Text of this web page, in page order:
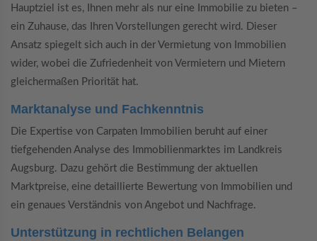
Hauptziel ist es, Ihnen mehr als nur eine Immobilie zu bieten –
ein Zuhause, das Ihren Vorstellungen gerecht wird. Dieser
Ansatz spiegelt sich auch in der Vermietung von Immobilien
wider, wobei die Zufriedenheit von Vermietern und Mietern
gleichermaßen Priorität hat.
Marktanalyse und Fachkenntnis
Die Expertise von Carpaten Immobilien beruht auf einer
tiefgehenden Analyse des Immobilienmarktes im Landkreis
Augsburg. Dazu gehört die Bestimmung der aktuellen
Marktpreise, eine detaillierte Bewertung von Immobilien und
ein genaues Verständnis von Angebot und Nachfrage.
Unterstützung in rechtlichen Belangen